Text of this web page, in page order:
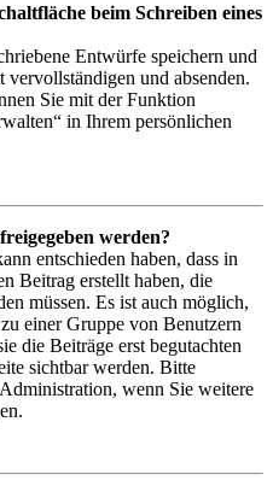
beim Schreiben eines
Entwürfe speichern und
vervollständigen und absenden.
Sie mit der Funktion
in Ihrem persönlichen
werden?
entschieden haben, dass in
Beitrag erstellt haben, die
müssen. Es ist auch möglich,
einer Gruppe von Benutzern
die Beiträge erst begutachten
sichtbar werden. Bitte
wenn Sie weitere